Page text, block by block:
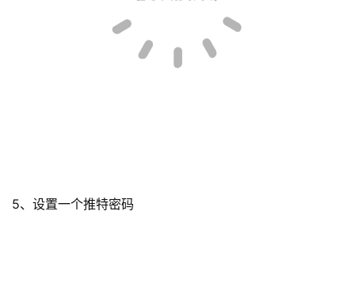
5、设置一个推特密码